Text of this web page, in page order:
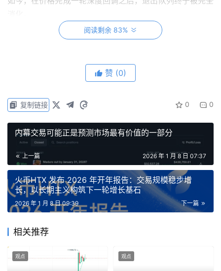
质押队列是“情绪指标”，但并非价格信号？
阅读剩余 83%
赞 (0)
0 0
复制链接
内幕交易可能正是预测市场最有价值的一部分
上一篇 2026 年 1 月 8 日 07:37
火币HTX 发布 2026 年开年报告：交易规模稳步增
长，以长期主义构筑下一轮增长基石
下一篇
2026 年 1 月 8 日 09:39
相关推荐
观点 观点